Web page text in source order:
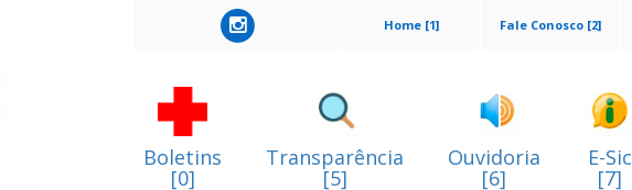
Fale Conosco [2]
Home [1]
Boletins
[0]
Transparência
[5]
Ouvidoria
[6]
E-Sic
[7]